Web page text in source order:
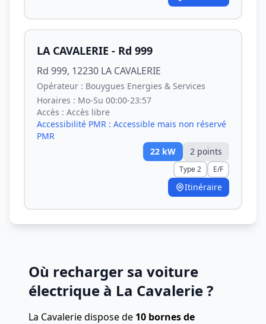
LA CAVALERIE - Rd 999
Rd 999, 12230 LA CAVALERIE
Opérateur : Bouygues Energies & Services
Horaires : Mo-Su 00:00-23:57
Accès : Accès libre
Accessibilité PMR : Accessible mais non réservé
PMR
22 kW 2 points
Type 2 E/F
Itinéraire
Où recharger sa voiture
électrique à La Cavalerie ?
La Cavalerie dispose de 10 bornes de